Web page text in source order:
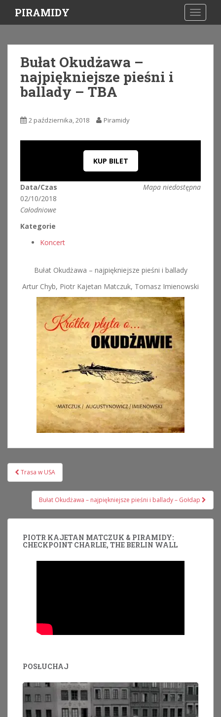
i
PIRAMIDY
Bułat Okudżawa –
najpiękniejsze pieśni i
ballady – TBA
2 października, 2018 Piramidy
KUP BILET
Mapa niedostępna
Data/Czas
02/10/2018
Całodniowe
Kategorie
Koncert
Bułat Okudżawa – najpiękniejsze pieśni i ballady
Artur Chyb, Piotr Kajetan Matczuk, Tomasz Imienowski
Nawigacja
wpisu
Trasa w USA
Bułat Okudżawa – najpiękniejsze pieśni i ballady – Gołdap
PIOTR KAJETAN MATCZUK & PIRAMIDY:
CHECKPOINT CHARLIE, THE BERLIN WALL
POSŁUCHAJ
Odtwarzacz
dźwiękowych